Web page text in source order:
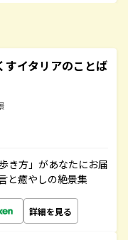
すイタリアのことば
き方」があなたにお届
と癒やしの絶景集
詳細を見る